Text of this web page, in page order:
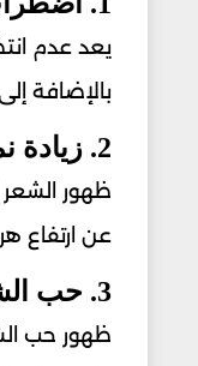
يعد عدم
بالإضافة
2. زيادة نمو الشعر في مناطق غير مرغوبة
ظهور الشعر
عن ارتفاع
3. حب الشباب المستمر
ظهور حب